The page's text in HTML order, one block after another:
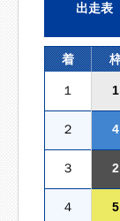
出走表
着
１ 1
２ 4
３ 2
４ 5